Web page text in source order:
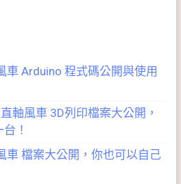
車 Arduino 程式碼公開與使用
軸風車 3D列印檔案大公開，
！
車 檔案大公開，你也可以自己